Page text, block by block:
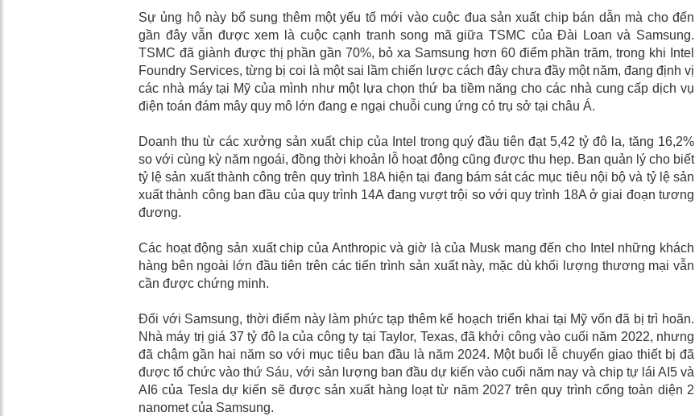
Sự ủng hộ này bổ sung thêm một yếu tố mới vào cuộc đua sản xuất chip bán dẫn mà cho đến
gần đây vẫn được xem là cuộc cạnh tranh song mã giữa TSMC của Đài Loan và Samsung.
TSMC đã giành được thị phần gần 70%, bỏ xa Samsung hơn 60 điểm phần trăm, trong khi Intel
Foundry Services, từng bị coi là một sai lầm chiến lược cách đây chưa đầy một năm, đang định vị
các nhà máy tại Mỹ của mình như một lựa chọn thứ ba tiềm năng cho các nhà cung cấp dịch vụ
điện toán đám mây quy mô lớn đang e ngại chuỗi cung ứng có trụ sở tại châu Á.
Doanh thu từ các xưởng sản xuất chip của Intel trong quý đầu tiên đạt 5,42 tỷ đô la, tăng 16,2%
so với cùng kỳ năm ngoái, đồng thời khoản lỗ hoạt động cũng được thu hẹp. Ban quản lý cho biết
tỷ lệ sản xuất thành công trên quy trình 18A hiện tại đang bám sát các mục tiêu nội bộ và tỷ lệ sản
xuất thành công ban đầu của quy trình 14A đang vượt trội so với quy trình 18A ở giai đoạn tương
đương.
Các hoạt động sản xuất chip của Anthropic và giờ là của Musk mang đến cho Intel những khách
hàng bên ngoài lớn đầu tiên trên các tiến trình sản xuất này, mặc dù khối lượng thương mại vẫn
cần được chứng minh.
Đối với Samsung, thời điểm này làm phức tạp thêm kế hoạch triển khai tại Mỹ vốn đã bị trì hoãn.
Nhà máy trị giá 37 tỷ đô la của công ty tại Taylor, Texas, đã khởi công vào cuối năm 2022, nhưng
đã chậm gần hai năm so với mục tiêu ban đầu là năm 2024. Một buổi lễ chuyển giao thiết bị đã
được tổ chức vào thứ Sáu, với sản lượng ban đầu dự kiến ​​vào cuối năm nay và chip tự lái AI5 và
AI6 của Tesla dự kiến ​​sẽ được sản xuất hàng loạt từ năm 2027 trên quy trình cổng toàn diện 2
nanomet của Samsung.